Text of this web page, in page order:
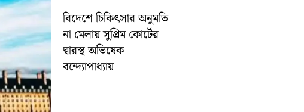
বিদেশে চিকিৎসার অনুমতি
না মেলায় সুপ্রিম কোর্টের
দ্বারস্থ অভিষেক
বন্দ্যোপাধ্যায়